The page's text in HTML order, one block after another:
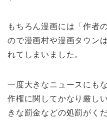
もちろん漫画には「作者
ので漫画村や漫画タウン
れてしまいました。
一度大きなニュースにも
作権に関してかなり厳し
きな罰金などの処罰がく